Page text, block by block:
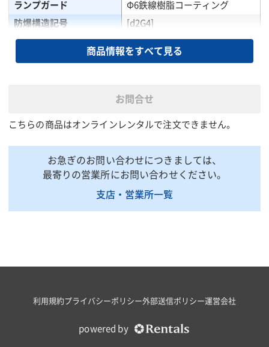
ランプガード
Φ6鉄線樹脂コーティング
防爆構造記号
[d2G4]
使用ランプ
LED昼白色(LDT10型10W)
周波数(Hz)
1070
全幅(mm)
151
電源線仕様(SQ×芯数×
長さm)
10m
3.1
●<適用規格>工場電気設備防爆指針(ガス蒸気防爆2006)
●LEDなので瞬時に100%点灯、 落としても割れにくい樹脂製カ
商品情報をすべて見る
お問合せ
こちらの商品はオンラインレンタルで注文できません。
お急ぎのお問い合わせにつきましては、
最寄りの営業所にお問い合わせください。
支店・営業所一覧
利用規約プライバシーポリシー外部送信ポリシー運営会社
powered by